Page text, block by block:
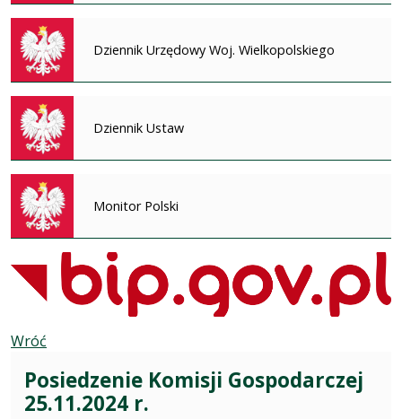
Dziennik Urzędowy Woj. Wielkopolskiego
Dziennik Ustaw
Monitor Polski
Wróć
Posiedzenie Komisji Gospodarczej
25.11.2024 r.